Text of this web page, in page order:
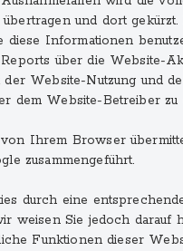
und dort gekürzt.
Informationen
über die Website-
der Website-Nutzung und
dem Website-Betreiber zu
Ihrem Browser
zusammengeführt.
durch eine
weisen Sie jedoch darauf
Funktionen dieser